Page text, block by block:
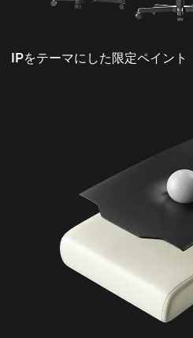
IPをテーマにした限定ペイント